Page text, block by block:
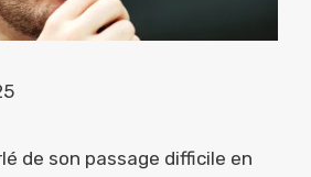
de son passage difficile en